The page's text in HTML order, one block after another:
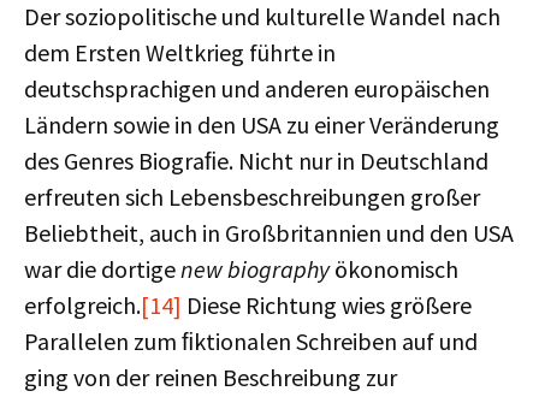
Der soziopolitische und kulturelle Wandel nach
dem Ersten Weltkrieg führte in
deutschsprachigen und anderen europäischen
Ländern sowie in den USA zu einer Veränderung
des Genres Biograﬁe. Nicht nur in Deutschland
erfreuten sich Lebensbeschreibungen großer
Beliebtheit, auch in Großbritannien und den USA
war die dortigenew biographyökonomisch
erfolgreich.[14] Diese Richtung wies größere
Parallelen zum ﬁktionalen Schreiben auf und
ging von der reinen Beschreibung zur